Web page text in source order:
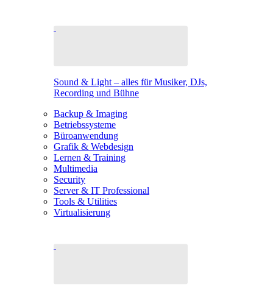
Sound & Light – alles für Musiker, DJs,
Recording und Bühne
Backup & Imaging
Betriebssysteme
Büroanwendung
Grafik & Webdesign
Lernen & Training
Multimedia
Security
Server & IT Professional
Tools & Utilities
Virtualisierung